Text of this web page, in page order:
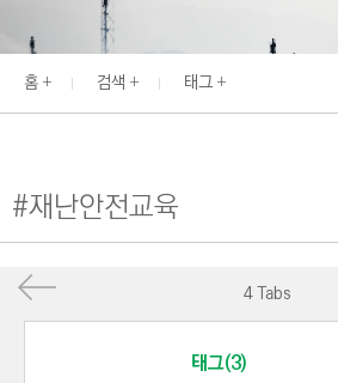
E
N
N
E
I
홈 검색 태그
4 Tabs
태그(3)